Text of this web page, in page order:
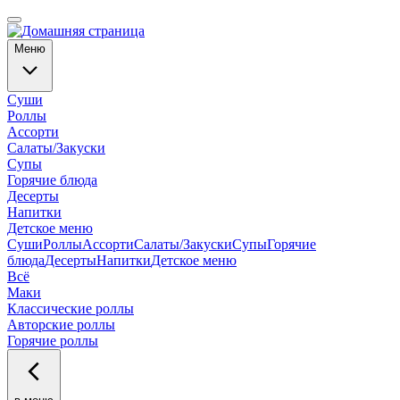
Меню
Суши
Роллы
Ассорти
Салаты/Закуски
Супы
Горячие блюда
Десерты
Напитки
Детское меню
СушиРоллыАссортиСалаты/ЗакускиСупыГорячие
блюдаДесертыНапиткиДетское меню
Всё
Маки
Классические роллы
Авторские роллы
Горячие роллы